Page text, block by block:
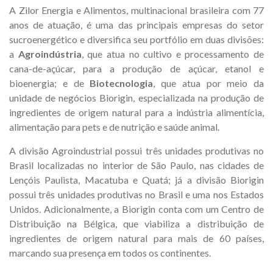
A Zilor Energia e Alimentos, multinacional brasileira com 77
anos de atuação, é uma das principais empresas do setor
sucroenergético e diversifica seu portfólio em duas divisões:
a Agroindústria, que atua no cultivo e processamento de
cana-de-açúcar, para a produção de açúcar, etanol e
bioenergia; e de Biotecnologia, que atua por meio da
unidade de negócios Biorigin, especializada na produção de
ingredientes de origem natural para a indústria alimentícia,
alimentação para pets e de nutrição e saúde animal.
A divisão Agroindustrial possui três unidades produtivas no
Brasil localizadas no interior de São Paulo, nas cidades de
Lençóis Paulista, Macatuba e Quatá; já a divisão Biorigin
possui três unidades produtivas no Brasil e uma nos Estados
Unidos. Adicionalmente, a Biorigin conta com um Centro de
Distribuição na Bélgica, que viabiliza a distribuição de
ingredientes de origem natural para mais de 60 países,
marcando sua presença em todos os continentes.